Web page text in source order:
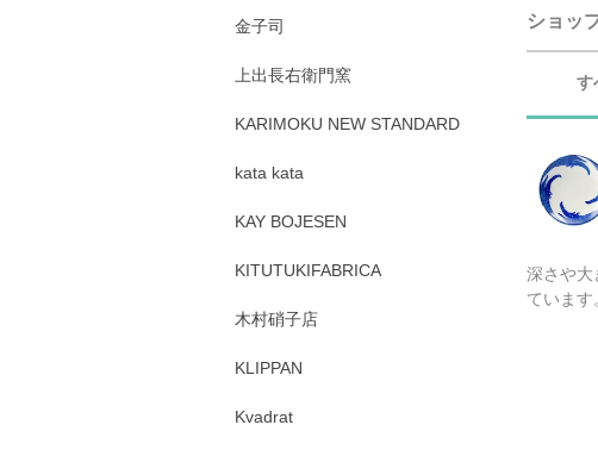
ショッ
す
深さや大
ていま
金子司
上出長右衛門窯
KARIMOKU NEW STANDARD
kata kata
KAY BOJESEN
KITUTUKIFABRICA
木村硝子店
KLIPPAN
Kvadrat